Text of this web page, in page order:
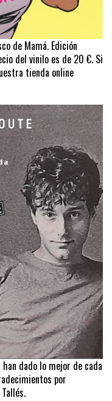
de Mamá. Edición
del vinilo es de 20 €. Si
tienda online
dado lo mejor de cada
por